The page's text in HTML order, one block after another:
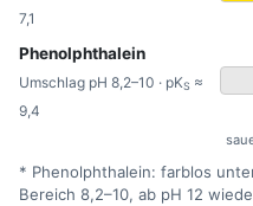
7,1
Phenolphthalein
Umschlag pH 8,2–10 · pKS ≈
9,4
* Phenolphthalein: farblos
Bereich 8,2–10, ab pH 12